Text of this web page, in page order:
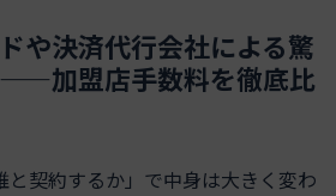
や決済代行会社による驚
加盟店手数料を徹底比
と契約するか」で中身は大きく変わ